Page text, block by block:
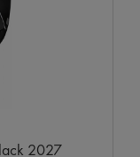
2027